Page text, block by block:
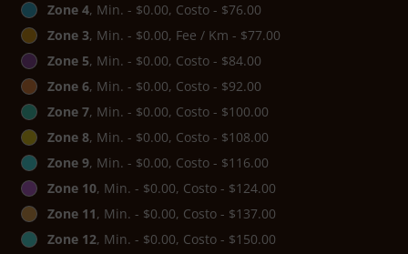
Zone 4, Min. - $0.00, Costo - $76.00
Zone 3, Min. - $0.00, Fee / Km - $77.00
Zone 5, Min. - $0.00, Costo - $84.00
Zone 6, Min. - $0.00, Costo - $92.00
Zone 7, Min. - $0.00, Costo - $100.00
Zone 8, Min. - $0.00, Costo - $108.00
Zone 9, Min. - $0.00, Costo - $116.00
Zone 10, Min. - $0.00, Costo - $124.00
Zone 11, Min. - $0.00, Costo - $137.00
Zone 12, Min. - $0.00, Costo - $150.00